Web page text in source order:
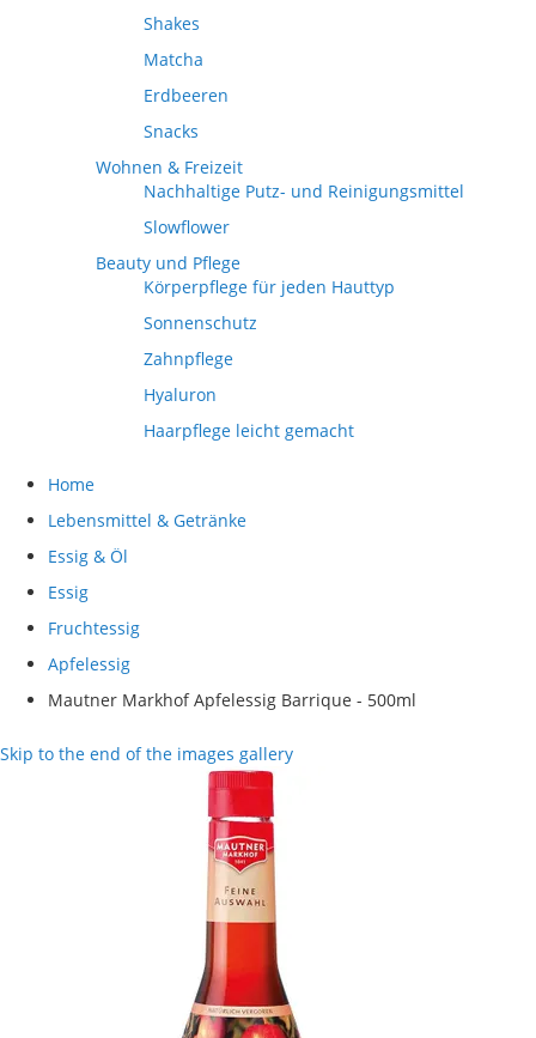
Shakes
Matcha
Erdbeeren
Snacks
Wohnen & Freizeit
Nachhaltige Putz- und Reinigungsmittel
Slowflower
Beauty und Pflege
Körperpflege für jeden Hauttyp
Sonnenschutz
Zahnpflege
Hyaluron
Haarpflege leicht gemacht
Home
Lebensmittel & Getränke
Essig & Öl
Essig
Fruchtessig
Apfelessig
Mautner Markhof Apfelessig Barrique - 500ml
Skip to the end of the images gallery